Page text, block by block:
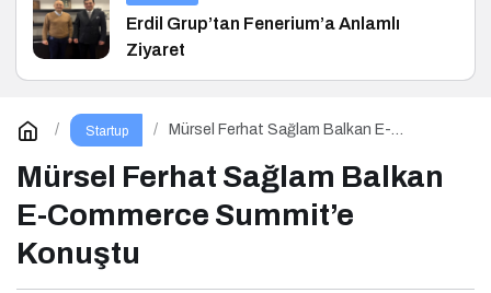
Erdil Grup’tan Fenerium’a Anlamlı
Ziyaret
Startup
Mürsel Ferhat Sağlam Balkan E-
Mürsel Ferhat Sağlam Balkan
E-Commerce Summit’e
Konuştu